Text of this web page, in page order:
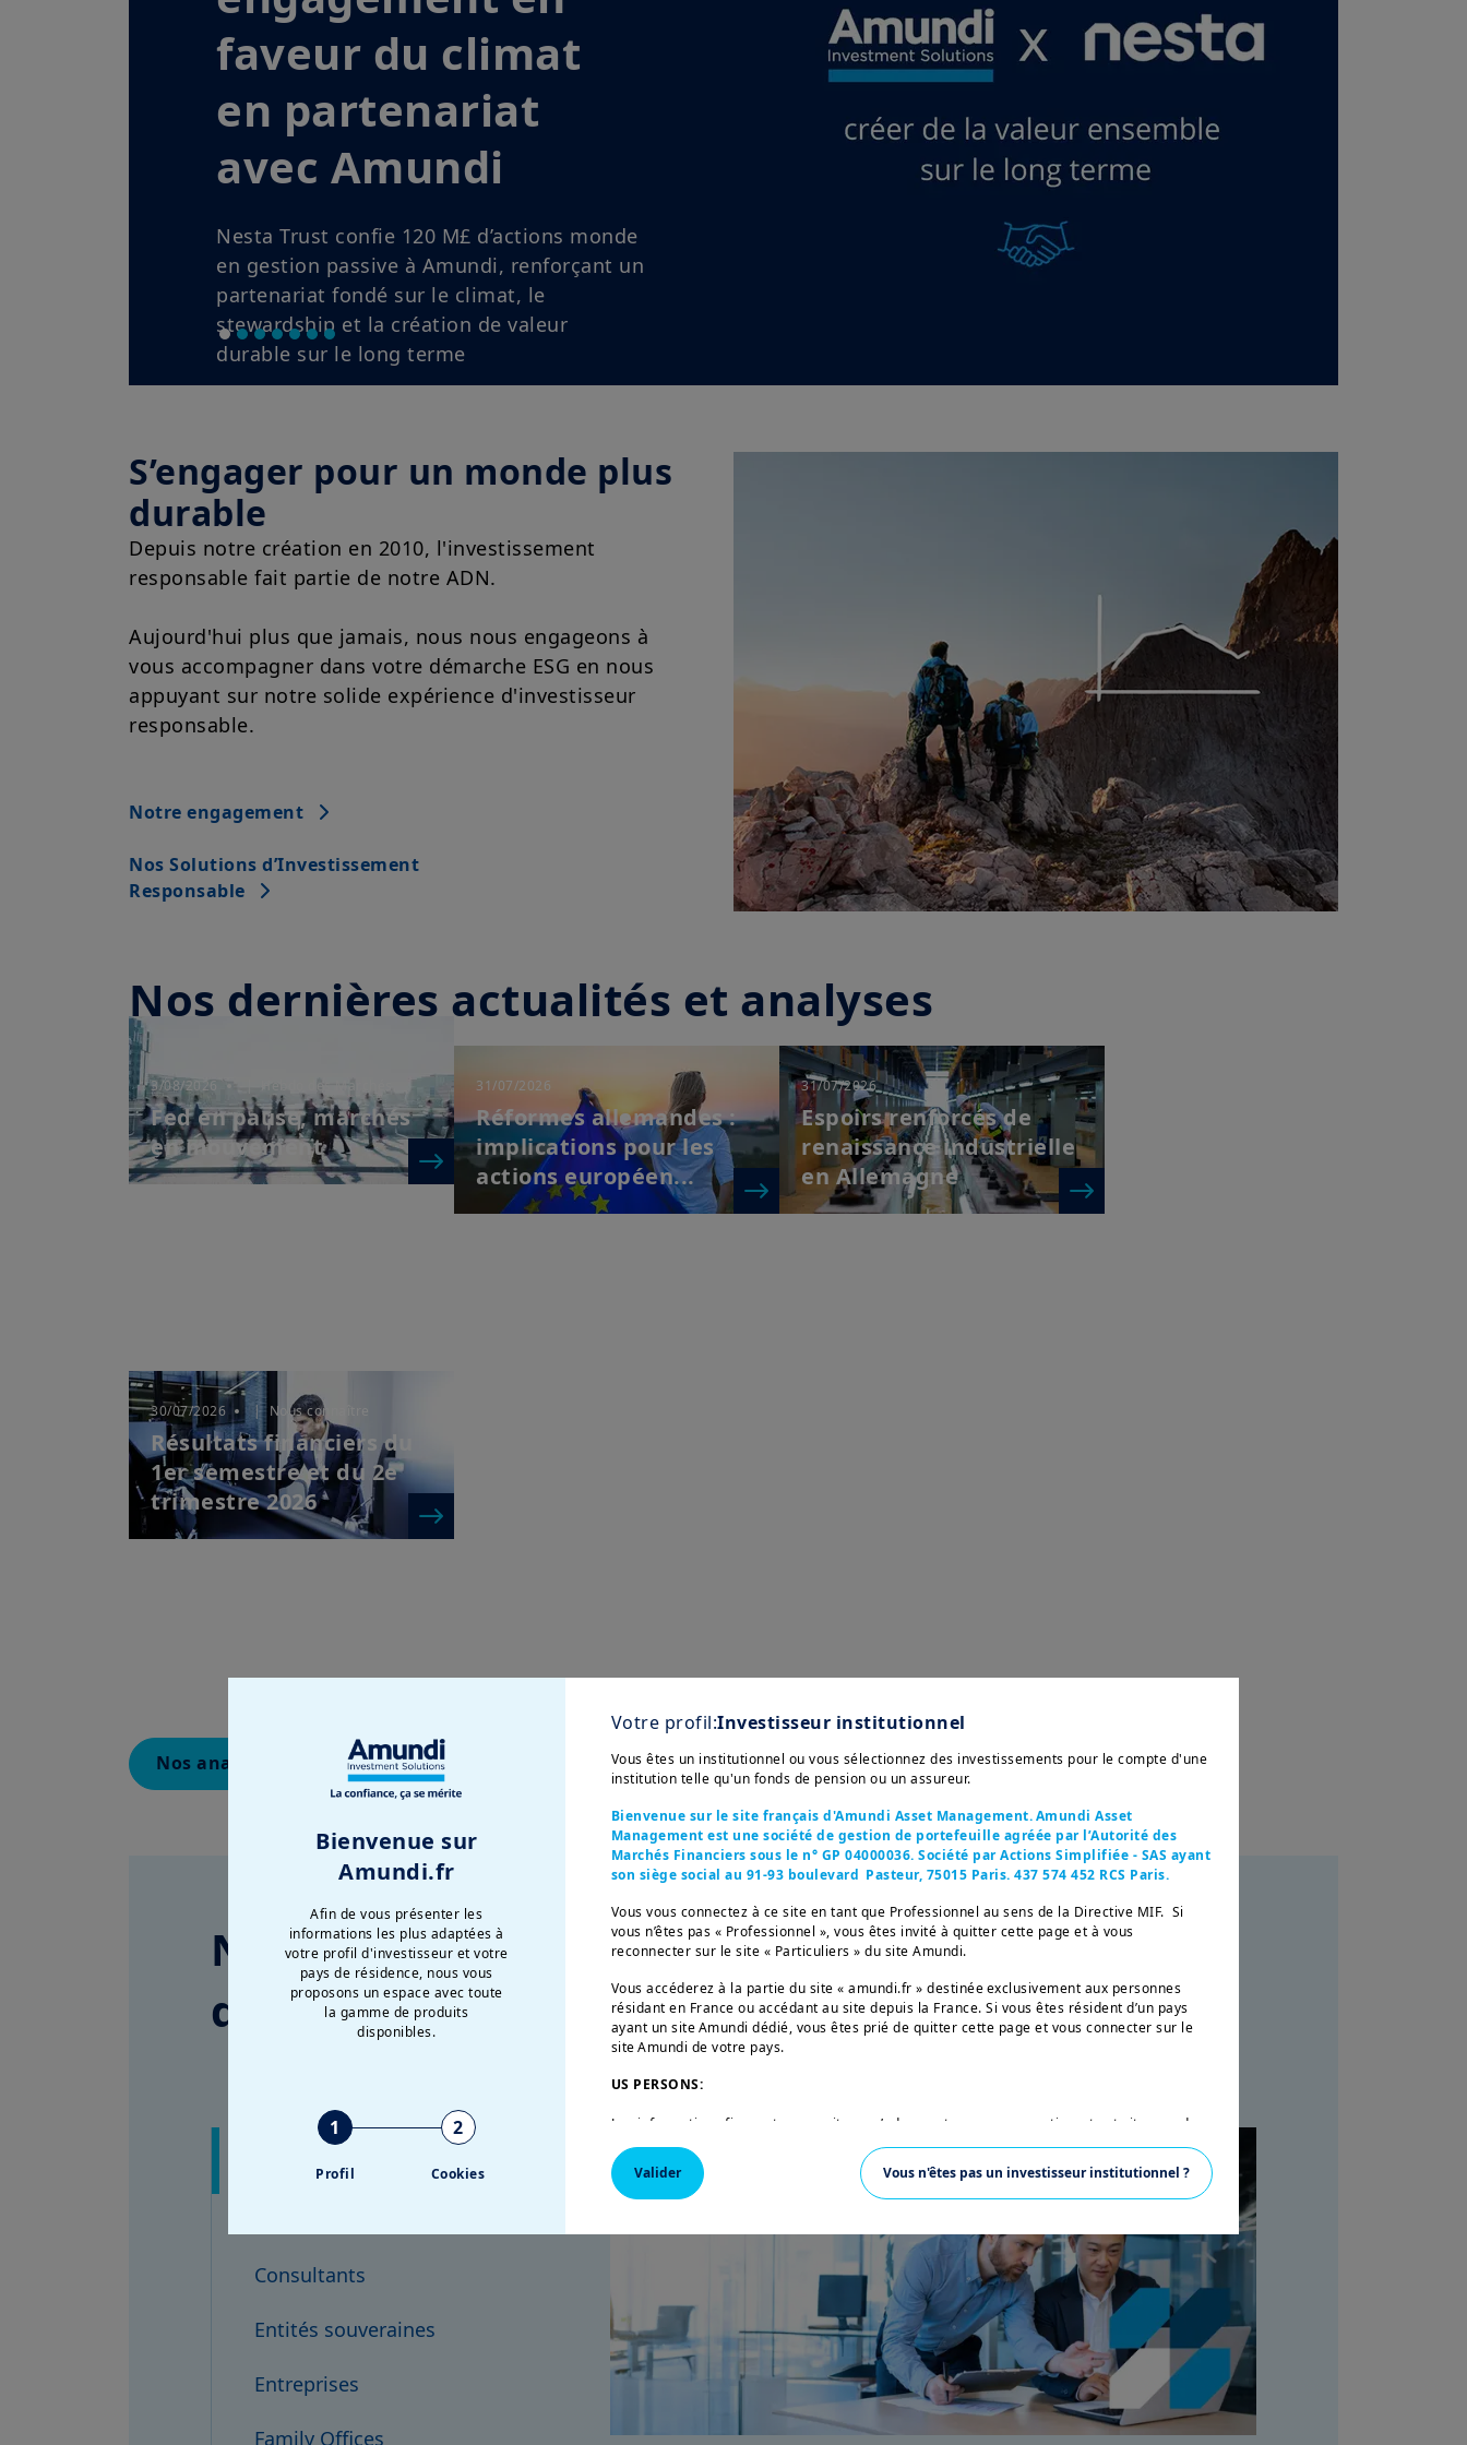
Rester prudemment exposé au risque :
inflation, banques centrales hawkish et
risques de concentration liés à l’IA
reconfigurent les marchés. Diversification,
qualité et bénéfices solides soutiennent
l’allocation.
En savoir plus
S’engager pour un monde plus
durable
Depuis notre création en 2010, l'investissement
responsable fait partie de notre ADN.
Aujourd'hui plus que jamais, nous nous engageons à
vous accompagner dans votre démarche ESG en nous
appuyant sur notre solide expérience d'investisseur
responsable.
Notre engagement
Nos Solutions d’Investissement
Responsable
Nos dernières actualités et analyses
3/08/2026
Fed en pause, marchés
en mouvement
31/07/2026
Réformes allemandes :
implications pour les
actions européen...
31/07/2026
Espoirs renforcés de
renaissance industrielle
en Allemagne
30/07/2026 | Nous connaître
Résultats financiers du
1er semestre et du 2e
trimestre 2026
Nos analyses marchés Actualités d'Amundi
Nous vous aidons à atteindre vos objectifs
d’investissement
Assureurs
Consultants
Entités souveraines
Entreprises
Family Offices
Bienvenue sur
Amundi.fr
Afin de vous présenter les
informations les plus adaptées à
votre profil d'investisseur et votre
pays de résidence, nous vous
proposons un espace avec toute
la gamme de produits
disponibles.
1
Profil
2
Cookies
Votre profil:Investisseur institutionnel
Vous êtes un institutionnel ou vous sélectionnez des investissements pour le compte d'une
institution telle qu'un fonds de pension ou un assureur.
Bienvenue sur le site français d'Amundi Asset Management. Amundi Asset
Management est une société de gestion de portefeuille agréée par l’Autorité des
Marchés Financiers sous le n° GP 04000036. Société par Actions Simplifiée - SAS ayant
son siège social au 91-93 boulevard Pasteur, 75015 Paris. 437 574 452 RCS Paris.
Vous vous connectez à ce site en tant que Professionnel au sens de la Directive MIF. Si
vous n’êtes pas « Professionnel », vous êtes invité à quitter cette page et à vous
reconnecter sur le site « Particuliers » du site Amundi.
Vous accéderez à la partie du site « amundi.fr » destinée exclusivement aux personnes
résidant en France ou accédant au site depuis la France. Si vous êtes résident d’un pays
ayant un site Amundi dédié, vous êtes prié de quitter cette page et vous connecter sur le
site Amundi de votre pays.
US PERSONS:
Les informations figurant sur ce site ne s’adressent pas aux ressortissants et citoyens des
Etats-Unis d’Amérique ou aux «U.S. Persons», telle que cette expression est définie par la
«Regulation S» de la Securities and Exchange Commission en vertu de l’U.S. Securities Act
de 1933, qui vise notamment toute personne physique résidant aux Etats-Unis d’Amérique
et toute entité ou société organisée ou enregistrée en vertu de la réglementation
ww.amundi.us
.
Ce site a uniquement pour objet de fournir des informations sur Amundi, ses affiliés et
leurs produits autorisés à la commercialisation en France. Aucune information contenue
sur ce site ne constitue une offre d’achat ou de vente d’un instrument financier, ni un
conseil en investissement de la part d’Amundi Asset Management ou de ses sociétés
affiliées.
Amundi Asset Management vous informe que les informations sur les produits figurant sur
ce site ne sont données qu’à titre indicatif et constituent une présentation générale de nos
produits et services. Ces informations ne sont pas exhaustives, peuvent évoluer dans le
Valider Vous n'êtes pas un investisseur institutionnel ?